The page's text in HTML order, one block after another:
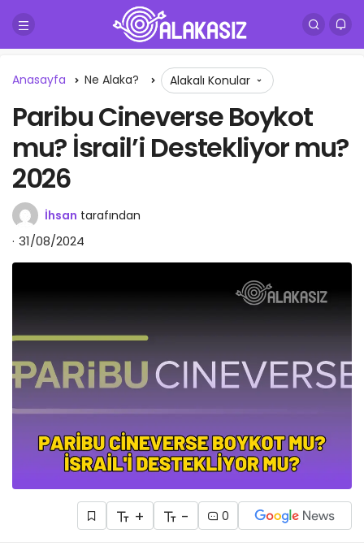
Anasayfa Ne Alaka? Alakalı Konular
Paribu Cineverse Boykot
mu? İsrail’i Destekliyor mu?
2026
İhsan tarafından
31/08/2024
+ - 0